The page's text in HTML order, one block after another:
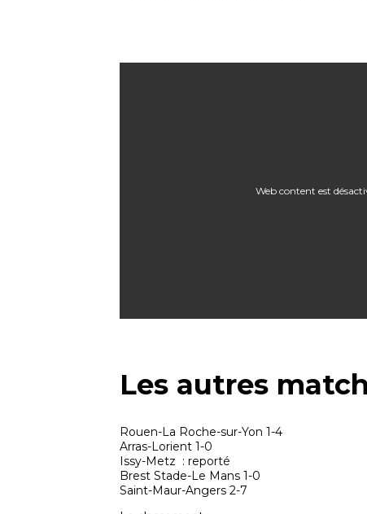
Web content est
Les autres
Rouen-La Roche-sur-Yon 1-4
Arras-Lorient 1-0
Issy-Metz : reporté
Brest Stade-Le Mans 1-0
Saint-Maur-Angers 2-7